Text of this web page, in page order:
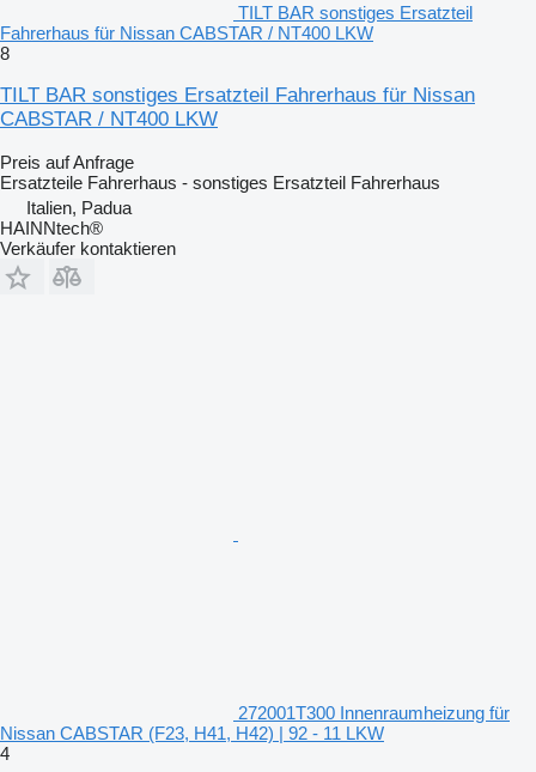
TILT BAR sonstiges Ersatzteil
Fahrerhaus für Nissan CABSTAR / NT400 LKW
8
TILT BAR sonstiges Ersatzteil Fahrerhaus für Nissan
CABSTAR / NT400 LKW
Preis auf Anfrage
Ersatzteile Fahrerhaus - sonstiges Ersatzteil Fahrerhaus
Italien, Padua
HAINNtech®
Verkäufer kontaktieren
272001T300 Innenraumheizung für
Nissan CABSTAR (F23, H41, H42) | 92 - 11 LKW
4